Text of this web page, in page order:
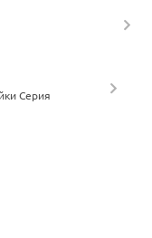
Серия